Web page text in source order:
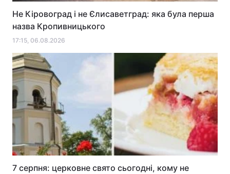
Не Кіровоград і не Єлисаветград: яка була перша
назва Кропивницького
17:15, 06.08.2026
7 серпня: церковне свято сьогодні, кому не